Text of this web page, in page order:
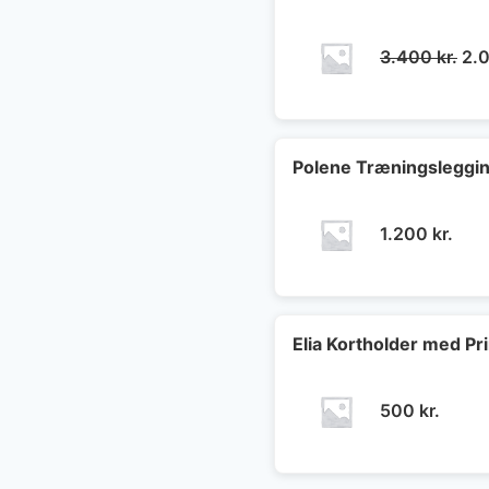
3.400kr.
Polene
1.200 kr.
Elia Kortholder med
500 kr.